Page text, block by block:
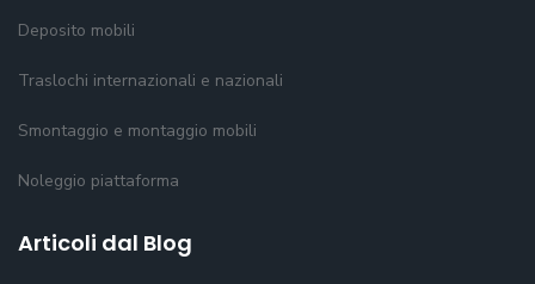
Deposito mobili
Traslochi internazionali e nazionali
Smontaggio e montaggio mobili
Noleggio piattaforma
Articoli dal Blog